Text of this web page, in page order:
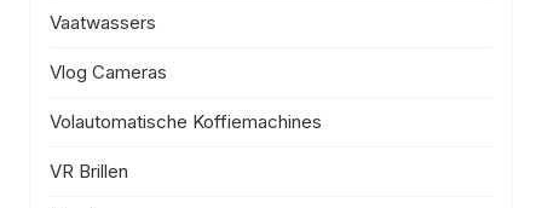
Vaatwassers
Vlog Cameras
Volautomatische Koffiemachines
VR Brillen